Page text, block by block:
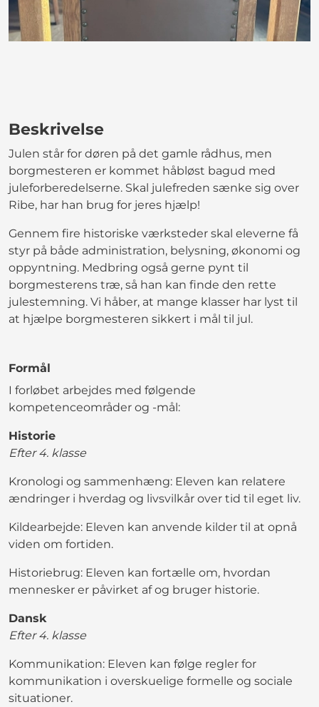
Beskrivelse
Julen står for døren på det gamle rådhus, men
borgmesteren er kommet håbløst bagud med
juleforberedelserne. Skal julefreden sænke sig over
Ribe, har han brug for jeres hjælp!
Gennem fire historiske værksteder skal eleverne få
styr på både administration, belysning, økonomi og
oppyntning. Medbring også gerne pynt til
borgmesterens træ, så han kan finde den rette
julestemning. Vi håber, at mange klasser har lyst til
at hjælpe borgmesteren sikkert i mål til jul.
Formål
I forløbet arbejdes med følgende
kompetenceområder og -mål:
Historie
Efter 4. klasse
Kronologi og sammenhæng: Eleven kan relatere
ændringer i hverdag og livsvilkår over tid til eget liv.
Kildearbejde: Eleven kan anvende kilder til at opnå
viden om fortiden.
Historiebrug: Eleven kan fortælle om, hvordan
mennesker er påvirket af og bruger historie.
Dansk
Efter 4. klasse
Kommunikation: Eleven kan følge regler for
kommunikation i overskuelige formelle og sociale
situationer.